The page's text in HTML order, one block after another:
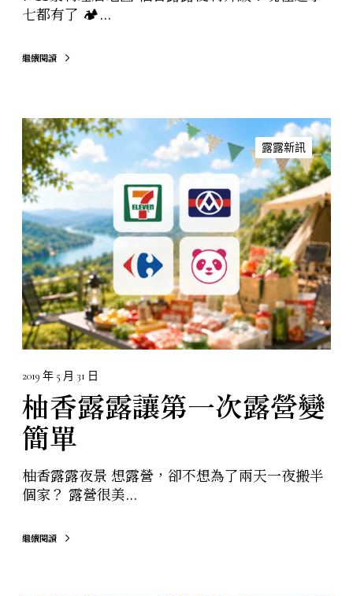
了
七都有了 🏕...
繼續閱讀
柚
香
露
露
讓
第
一
次
露
營
變
簡
單
露露新訊
2019 年 5 月 31 日
柚香露露讓第一次露營變
簡單
柚香露露夜景 想露營，卻不想為了兩天一夜搬半
個家？ 露營很美...
繼續閱讀